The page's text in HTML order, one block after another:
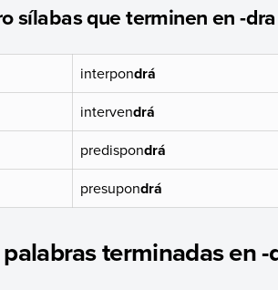
sílabas que terminen en -dra
interpondrá
intervendrá
predispondrá
presupondrá
terminadas en -